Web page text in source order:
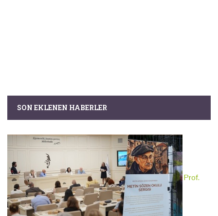
SON EKLENEN HABERLER
Prof.